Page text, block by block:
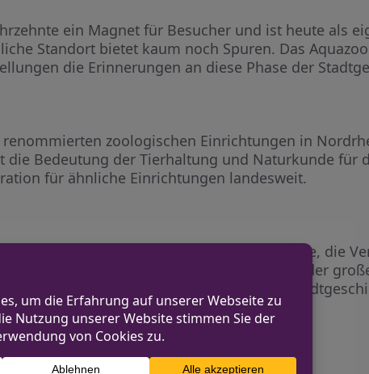
ein Magnet für Besucher und ist heute als
Standort bietet kaum noch Spuren. Das
die Erinnerungen an diese Phase der
zoologischen Einrichtungen in
die Bedeutung der Tierhaltung und Naturkunde für
für ähnliche Einrichtungen landesweit.
für Familien, Schulklassen und Tierfreunde, die
entdecken. Mit Aktionen, Führungen und der
ein Anlaufpunkt für alle, die Düsseldorfs